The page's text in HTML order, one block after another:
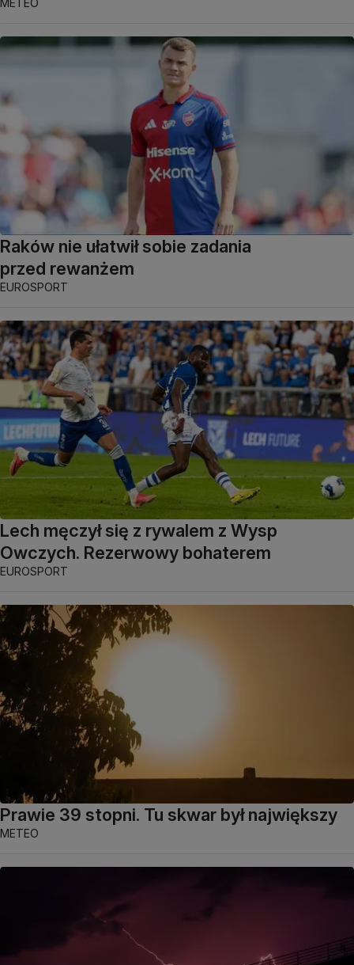
Raków nie ułatwił sobie zadania
przed rewanżem
EUROSPORT
Lech męczył się z rywalem z Wysp
Owczych. Rezerwowy bohaterem
EUROSPORT
Prawie 39 stopni. Tu skwar był największy
METEO